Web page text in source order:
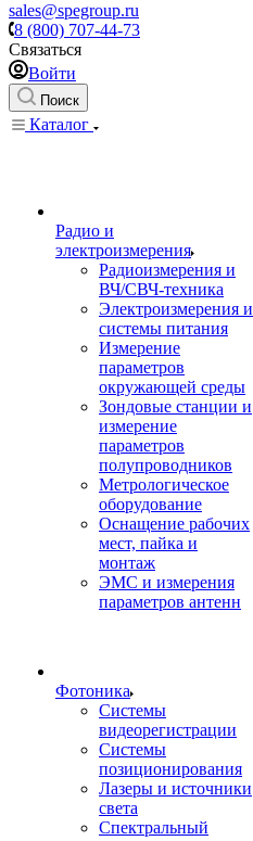
sales@spegroup.ru
8 (800) 707-44-73
Связаться
Войти
Поиск
Каталог
Радио и
электроизмерения
Радиоизмерения и
ВЧ/СВЧ-техника
Электроизмерения и
системы питания
Измерение
параметров
окружающей среды
Зондовые станции и
измерение
параметров
полупроводников
Метрологическое
оборудование
Оснащение рабочих
мест, пайка и
монтаж
ЭМС и измерения
параметров антенн
Фотоника
Cистемы
видеорегистрации
Системы
позиционирования
Лазеры и источники
света
Спектральный